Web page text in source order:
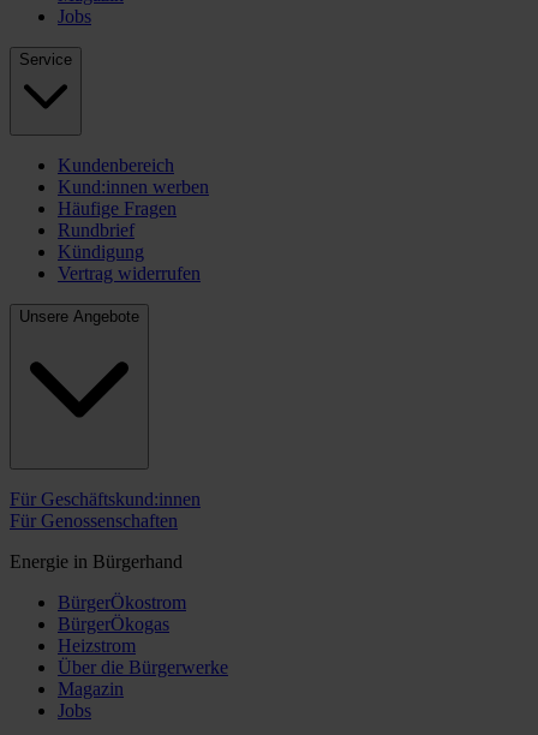
Jobs
Service
Kundenbereich
Kund:innen werben
Häufige Fragen
Rundbrief
Kündigung
Vertrag widerrufen
Unsere Angebote
Für Geschäftskund:innen
Für Genossenschaften
Energie in Bürgerhand
BürgerÖkostrom
BürgerÖkogas
Heizstrom
Über die Bürgerwerke
Magazin
Jobs